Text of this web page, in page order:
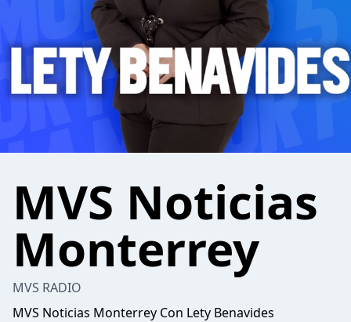
MVS Noticias
Monterrey
MVS RADIO
MVS Noticias Monterrey Con Lety Benavides